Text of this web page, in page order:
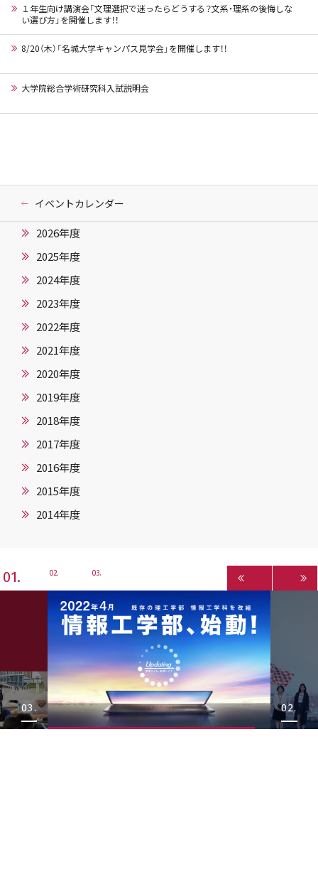
１年生向け講演会「文理選択で迷ったらどうする？文系・理系の後悔しな
い選び方」を開催します！！
8/20（木）「名城大学キャンパス見学会」を開催します！！
大学院総合学術研究科入試説明会
イベントカレンダー
2026年度
2025年度
2024年度
2023年度
2022年度
2021年度
2020年度
2019年度
2018年度
2017年度
2016年度
2015年度
2014年度
1 2 3